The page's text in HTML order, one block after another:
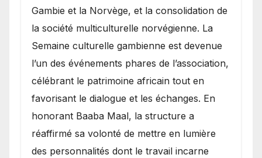
Gambie et la Norvège, et la consolidation de
la société multiculturelle norvégienne. La
Semaine culturelle gambienne est devenue
l’un des événements phares de l’association,
célébrant le patrimoine africain tout en
favorisant le dialogue et les échanges. En
honorant Baaba Maal, la structure a
réaffirmé sa volonté de mettre en lumière
des personnalités dont le travail incarne